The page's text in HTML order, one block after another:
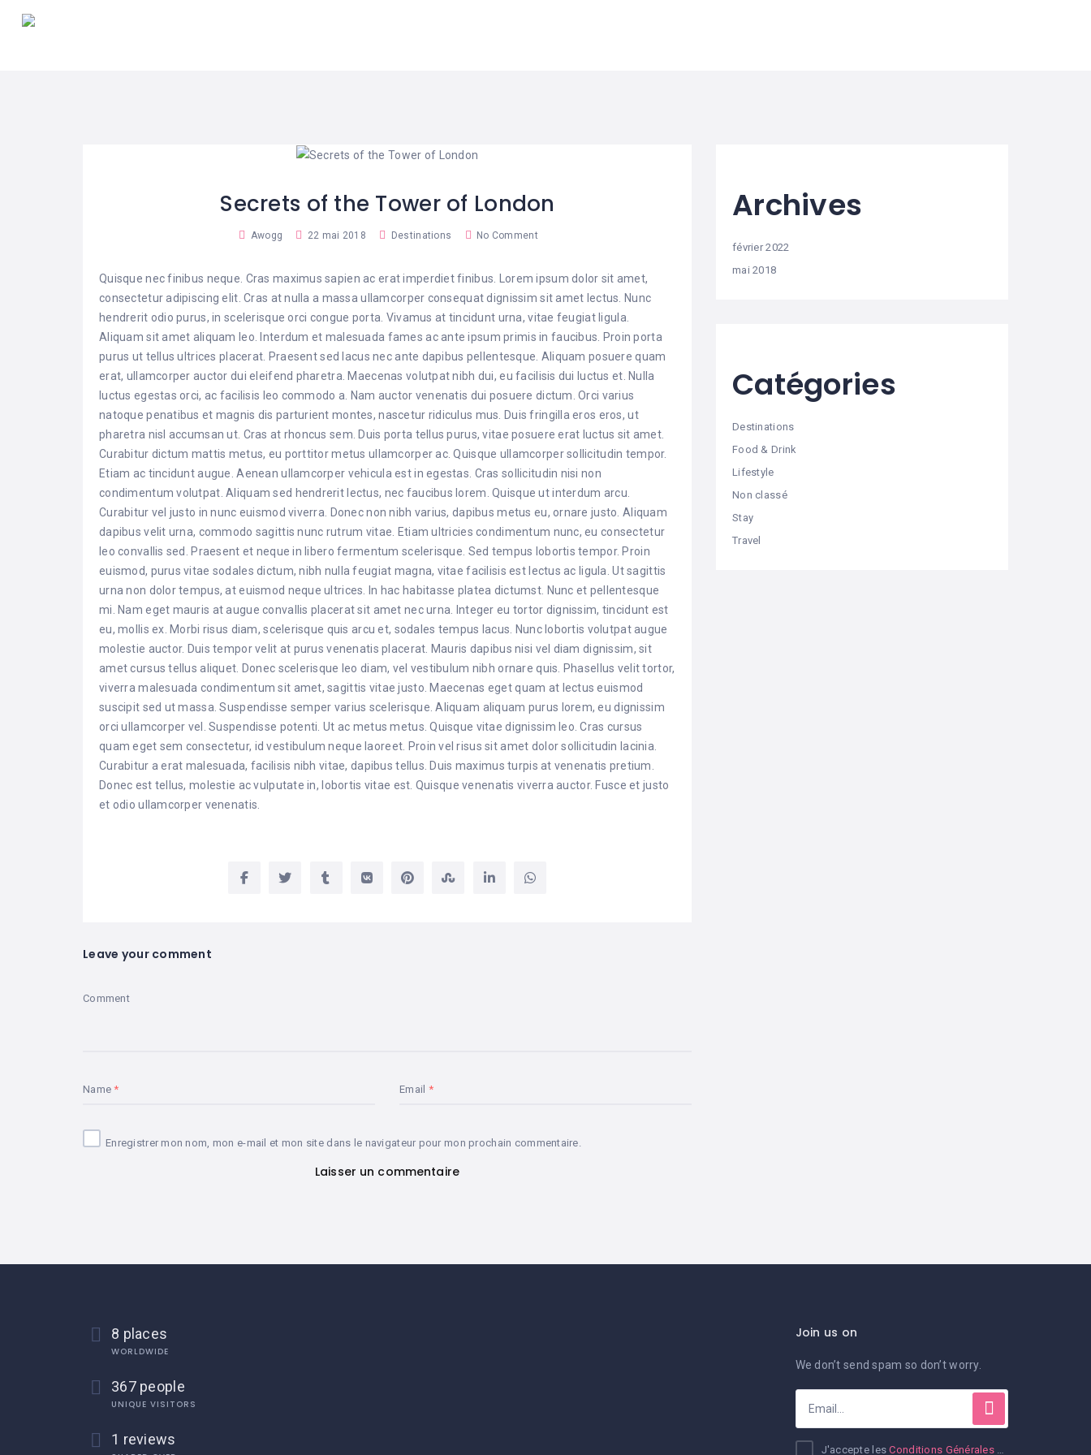
Secrets of the Tower of London
Awogg 22 mai 2018 Destinations No Comment
Quisque nec finibus neque. Cras maximus sapien ac erat imperdiet finibus. Lorem ipsum dolor sit amet,
consectetur adipiscing elit. Cras at nulla a massa ullamcorper consequat dignissim sit amet lectus. Nunc
hendrerit odio purus, in scelerisque orci congue porta. Vivamus at tincidunt urna, vitae feugiat ligula.
Aliquam sit amet aliquam leo. Interdum et malesuada fames ac ante ipsum primis in faucibus. Proin porta
purus ut tellus ultrices placerat. Praesent sed lacus nec ante dapibus pellentesque. Aliquam posuere quam
erat, ullamcorper auctor dui eleifend pharetra. Maecenas volutpat nibh dui, eu facilisis dui luctus et. Nulla
luctus egestas orci, ac facilisis leo commodo a. Nam auctor venenatis dui posuere dictum. Orci varius
natoque penatibus et magnis dis parturient montes, nascetur ridiculus mus. Duis fringilla eros eros, ut
pharetra nisl accumsan ut. Cras at rhoncus sem. Duis porta tellus purus, vitae posuere erat luctus sit amet.
Curabitur dictum mattis metus, eu porttitor metus ullamcorper ac. Quisque ullamcorper sollicitudin tempor.
Etiam ac tincidunt augue. Aenean ullamcorper vehicula est in egestas. Cras sollicitudin nisi non
condimentum volutpat. Aliquam sed hendrerit lectus, nec faucibus lorem. Quisque ut interdum arcu.
Curabitur vel justo in nunc euismod viverra. Donec non nibh varius, dapibus metus eu, ornare justo. Aliquam
dapibus velit urna, commodo sagittis nunc rutrum vitae. Etiam ultricies condimentum nunc, eu consectetur
leo convallis sed. Praesent et neque in libero fermentum scelerisque. Sed tempus lobortis tempor. Proin
euismod, purus vitae sodales dictum, nibh nulla feugiat magna, vitae facilisis est lectus ac ligula. Ut sagittis
urna non dolor tempus, at euismod neque ultrices. In hac habitasse platea dictumst. Nunc et pellentesque
mi. Nam eget mauris at augue convallis placerat sit amet nec urna. Integer eu tortor dignissim, tincidunt est
eu, mollis ex. Morbi risus diam, scelerisque quis arcu et, sodales tempus lacus. Nunc lobortis volutpat augue
molestie auctor. Duis tempor velit at purus venenatis placerat. Mauris dapibus nisi vel diam dignissim, sit
amet cursus tellus aliquet. Donec scelerisque leo diam, vel vestibulum nibh ornare quis. Phasellus velit tortor,
viverra malesuada condimentum sit amet, sagittis vitae justo. Maecenas eget quam at lectus euismod
suscipit sed ut massa. Suspendisse semper varius scelerisque. Aliquam aliquam purus lorem, eu dignissim
orci ullamcorper vel. Suspendisse potenti. Ut ac metus metus. Quisque vitae dignissim leo. Cras cursus
quam eget sem consectetur, id vestibulum neque laoreet. Proin vel risus sit amet dolor sollicitudin lacinia.
Curabitur a erat malesuada, facilisis nibh vitae, dapibus tellus. Duis maximus turpis at venenatis pretium.
Donec est tellus, molestie ac vulputate in, lobortis vitae est. Quisque venenatis viverra auctor. Fusce et justo
et odio ullamcorper venenatis.
Leave your comment
Comment
Name Email
Enregistrer mon nom, mon e-mail et mon site dans le navigateur pour mon prochain commentaire.
Archives
février 2022
mai 2018
Catégories
Destinations
Food & Drink
Lifestyle
Non classé
Stay
Travel
8 places
WORLDWIDE
367 people
UNIQUE VISITORS
1 reviews
Join us on
We don’t send spam so don’t worry.
J'accepte lesConditions Générales d'Utilisation et de Ventes